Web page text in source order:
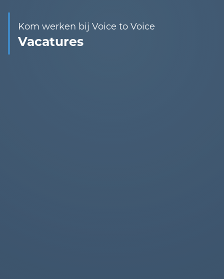
Vacatures
Kom werken bij Voice to Voice